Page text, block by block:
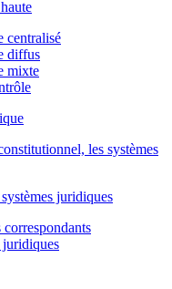
centralisé
diffus
mixte
les systèmes
juridiques
correspondants
juridiques